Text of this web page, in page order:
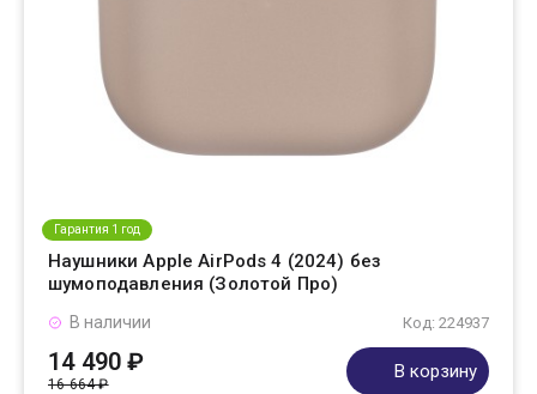
Гарантия 1 год
Наушники Apple AirPods 4 (2024) без
шумоподавления (Золотой Про)
Код: 224937
В наличии
14 490 ₽
16 664 ₽
В корзину